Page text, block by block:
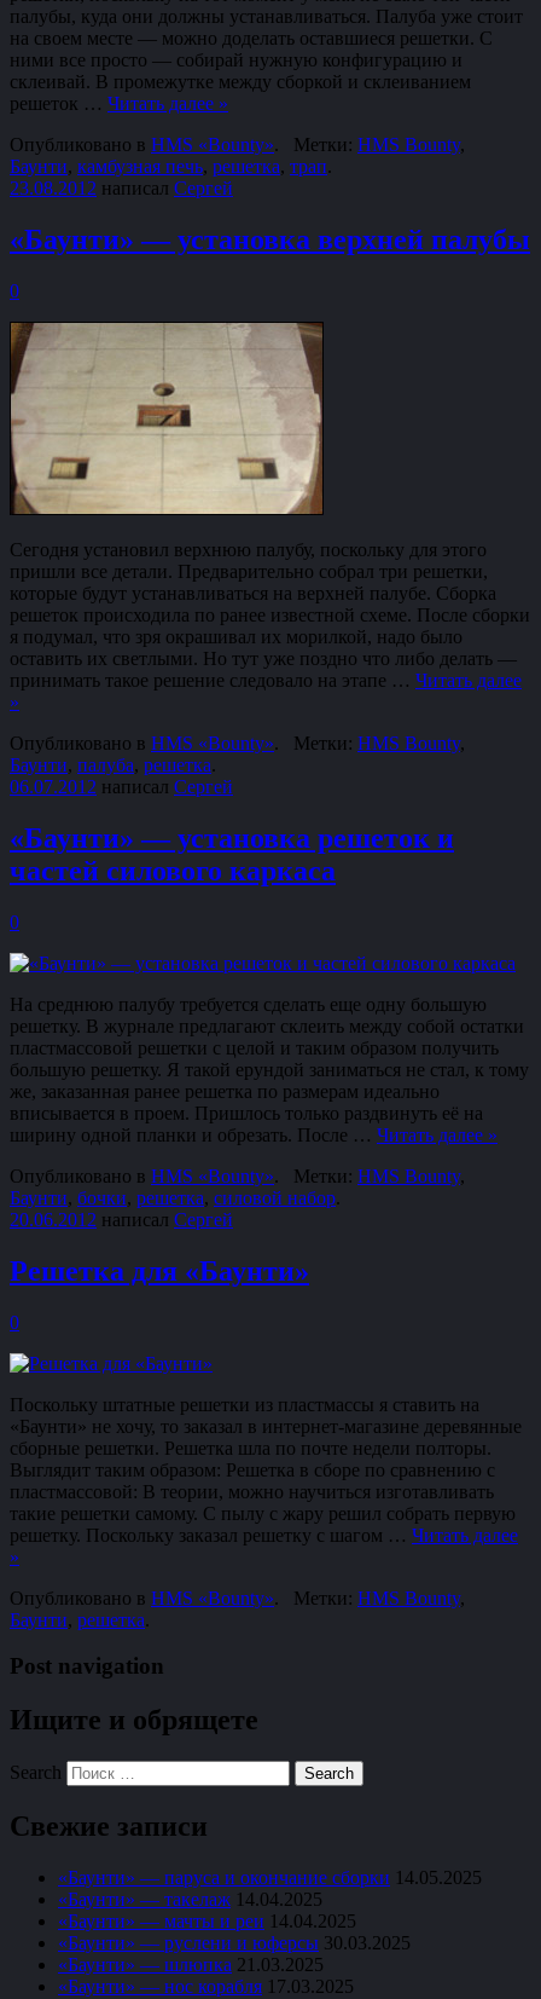
палубы, куда они должны устанавливаться. Палуба уже стоит
на своем месте — можно доделать оставшиеся решетки. С
ними все просто — собирай нужную конфигурацию и
склеивай. В промежутке между сборкой и склеиванием
решеток … Читать далее »
Опубликовано в HMS «Bounty». Метки: HMS Bounty,
Баунти, камбузная печь, решетка, трап.
23.08.2012 написал Сергей
«Баунти» — установка верхней палубы
0
Сегодня установил верхнюю палубу, поскольку для этого
пришли все детали. Предварительно собрал три решетки,
которые будут устанавливаться на верхней палубе. Сборка
решеток происходила по ранее известной схеме. После сборки
я подумал, что зря окрашивал их морилкой, надо было
оставить их светлыми. Но тут уже поздно что либо делать —
принимать такое решение следовало на этапе … Читать далее
»
Опубликовано в HMS «Bounty». Метки: HMS Bounty,
Баунти, палуба, решетка.
06.07.2012 написал Сергей
«Баунти» — установка решеток и
частей силового каркаса
0
На среднюю палубу требуется сделать еще одну большую
решетку. В журнале предлагают склеить между собой остатки
пластмассовой решетки с целой и таким образом получить
большую решетку. Я такой ерундой заниматься не стал, к тому
же, заказанная ранее решетка по размерам идеально
вписывается в проем. Пришлось только раздвинуть её на
ширину одной планки и обрезать. После … Читать далее »
Опубликовано в HMS «Bounty». Метки: HMS Bounty,
Баунти, бочки, решетка, силовой набор.
20.06.2012 написал Сергей
Решетка для «Баунти»
0
Поскольку штатные решетки из пластмассы я ставить на
«Баунти» не хочу, то заказал в интернет-магазине деревянные
сборные решетки. Решетка шла по почте недели полторы.
Выглядит таким образом: Решетка в сборе по сравнению с
пластмассовой: В теории, можно научиться изготавливать
такие решетки самому. С пылу с жару решил собрать первую
решетку. Поскольку заказал решетку с шагом … Читать далее
»
Опубликовано в HMS «Bounty». Метки: HMS Bounty,
Баунти, решетка.
Post navigation
Ищите и обрящете
Search
Свежие записи
«Баунти» — паруса и окончание сборки 14.05.2025
«Баунти» — такелаж 14.04.2025
«Баунти» — мачты и реи 14.04.2025
«Баунти» — руслени и юферсы 30.03.2025
«Баунти» — шлюпка 21.03.2025
«Баунти» — нос корабля 17.03.2025